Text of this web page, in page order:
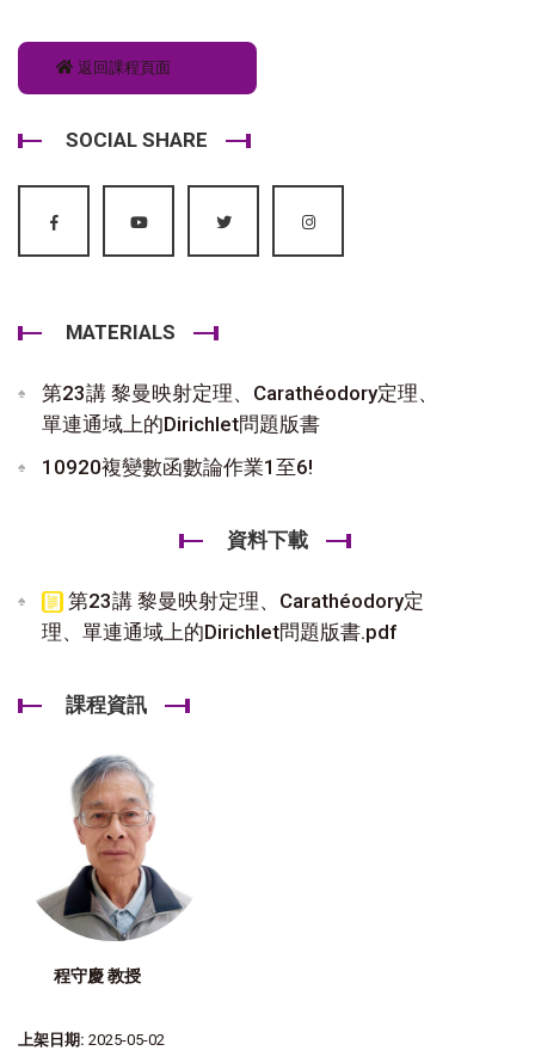
返回課程頁面
SOCIAL SHARE
MATERIALS
第23講 黎曼映射定理、Carathéodory定理、
單連通域上的Dirichlet問題版書
10920複變數函數論作業1至6!
資料下載
第23講 黎曼映射定理、Carathéodory定
理、單連通域上的Dirichlet問題版書.pdf
課程資訊
程守慶 教授
上架日期: 2025-05-02